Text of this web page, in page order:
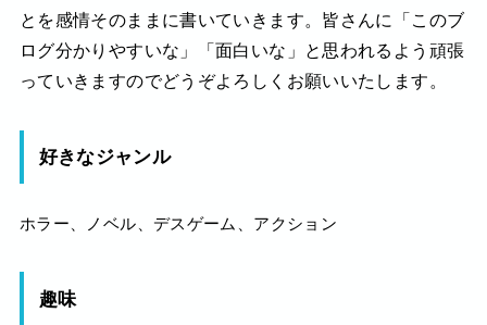
とを感情そのままに書いていきます。 皆さんに「このブ
ログ分かりやすいな」「面白いな」と思われるよう頑張
っていきますのでどうぞよろしくお願いいたします。
好きなジャンル
ホラー、ノベル、デスゲーム、アクション
趣味